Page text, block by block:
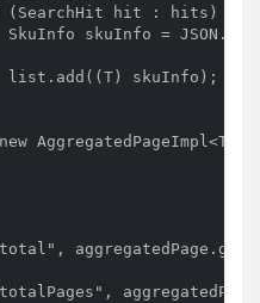
hit : hits) {
SkuInfo skuInfo =
skuInfo);